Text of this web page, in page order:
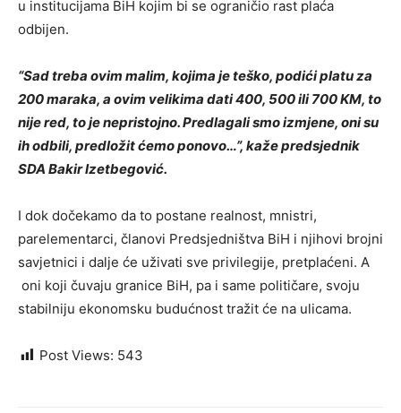
u institucijama BiH kojim bi se ograničio rast plaća
odbijen.
“Sad treba ovim malim, kojima je teško, podići platu za
200 maraka, a ovim velikima dati 400, 500 ili 700 KM, to
nije red, to je nepristojno. Predlagali smo izmjene, oni su
ih odbili, predložit ćemo ponovo…”, kaže predsjednik
SDA Bakir Izetbegović.
I dok dočekamo da to postane realnost, mnistri,
parelementarci, članovi Predsjedništva BiH i njihovi brojni
savjetnici i dalje će uživati sve privilegije, pretplaćeni. A
oni koji čuvaju granice BiH, pa i same političare, svoju
stabilniju ekonomsku budućnost tražit će na ulicama.
Post Views: 543